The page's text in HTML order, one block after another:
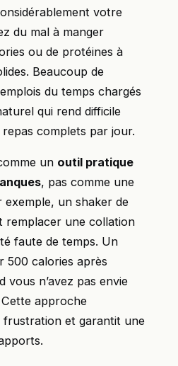
votre
du mal à manger
ou de protéines à
Beaucoup de
du temps chargés
qui rend difficile
repas complets par jour.
un outil pratique
, pas comme une
exemple, un shaker de
remplacer une collation
faute de temps. Un
500 calories après
vous n’avez pas envie
approche
frustration et garantit une